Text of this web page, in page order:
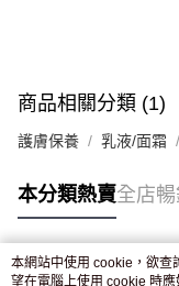
付款後門市自取，訂單
商品相關分類 (1)
護膚保養 乳液/面霜
本分類熱賣全店
熱門標籤
本網站中使用 cookie，欲查
望在電腦上使用 cookie 時